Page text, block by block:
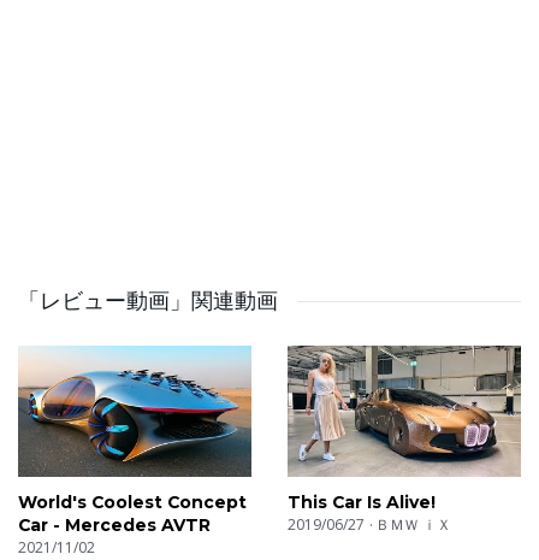
「レビュー動画」関連動画
World's Coolest Concept
Car - Mercedes AVTR
2021/11/02
This Car Is Alive!
2019/06/27 ＢＭＷ ｉＸ